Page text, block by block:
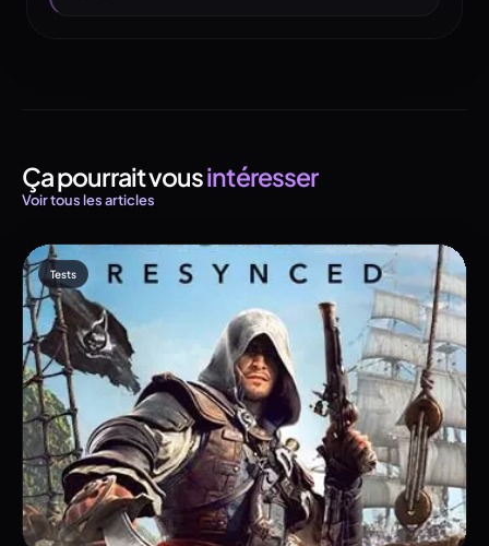
Ça pourrait vousintéresser
Voir tous les articles
Tests